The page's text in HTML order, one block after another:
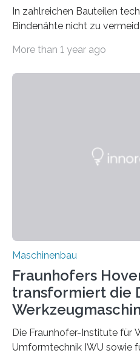
In zahlreichen Bauteilen
Bindenähte nicht zu
Matrixmaterials eine große
Durch den verstärkten
More than 1 year ago
Maschinenbau
Fraunhofers
transformiert die
Die Fraunhofer-Institute für
Umformtechnik IWU sowie